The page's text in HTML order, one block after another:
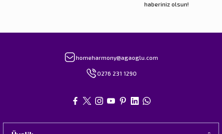
haberiniz olsun!
homeharmony@agaoglu.com
0276 231 1290